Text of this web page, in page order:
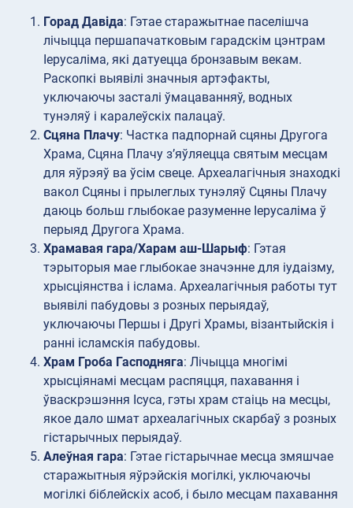
Горад Давіда: Гэтае старажытнае паселішча
лічыцца першапачатковым гарадскім цэнтрам
Іерусаліма, які датуецца бронзавым векам.
Раскопкі выявілі значныя артэфакты,
уключаючы засталі ўмацаванняў, водных
тунэляў і каралеўскіх палацаў.
Сцяна Плачу: Частка падпорнай сцяны Другога
Храма, Сцяна Плачу з’яўляецца святым месцам
для яўрэяў ва ўсім свеце. Археалагічныя знаходкі
вакол Сцяны і прылеглых тунэляў Сцяны Плачу
даюць больш глыбокае разуменне Іерусаліма ў
перыяд Другога Храма.
Храмавая гара/Харам аш-Шарыф: Гэтая
тэрыторыя мае глыбокае значэнне для іудаізму,
хрысціянства і іслама. Археалагічныя работы тут
выявілі пабудовы з розных перыядаў,
уключаючы Першы і Другі Храмы, візантыйскія і
ранні ісламскія пабудовы.
Храм Гроба Гасподняга: Лічыцца многімі
хрысціянамі месцам распяцця, пахавання і
ўваскрэшэння Ісуса, гэты храм стаіць на месцы,
якое дало шмат археалагічных скарбаў з розных
гістарычных перыядаў.
Алеўная гара: Гэтае гістарычнае месца змяшчае
старажытныя яўрэйскія могілкі, уключаючы
могілкі біблейскіх асоб, і было месцам пахавання